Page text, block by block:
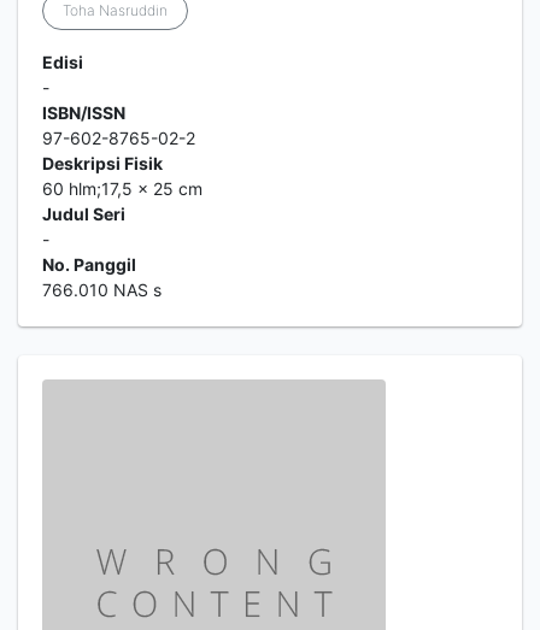
Toha Nasruddin
Edisi
-
ISBN/ISSN
97-602-8765-02-2
Deskripsi Fisik
60 hlm;17,5 x 25 cm
Judul Seri
-
No. Panggil
766.010 NAS s